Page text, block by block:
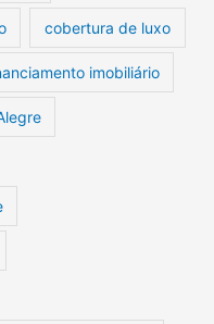
cobertura de luxo
imobiliário